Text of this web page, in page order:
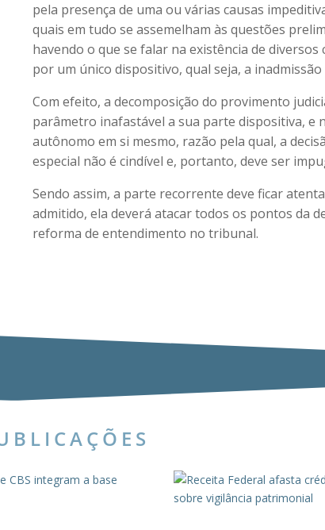
pela presença de uma ou várias causas
quais em tudo se assemelham às questões
havendo o que se falar na existência de
por um único dispositivo, qual seja, a
Com efeito, a decomposição do provimento
parâmetro inafastável a sua parte dispositiva, e
autônomo em si mesmo, razão pela qual, a
especial não é cindível e, portanto, deve ser
Sendo assim, a parte recorrente deve ficar
admitido, ela deverá atacar todos os pontos da
reforma de entendimento no tribunal.